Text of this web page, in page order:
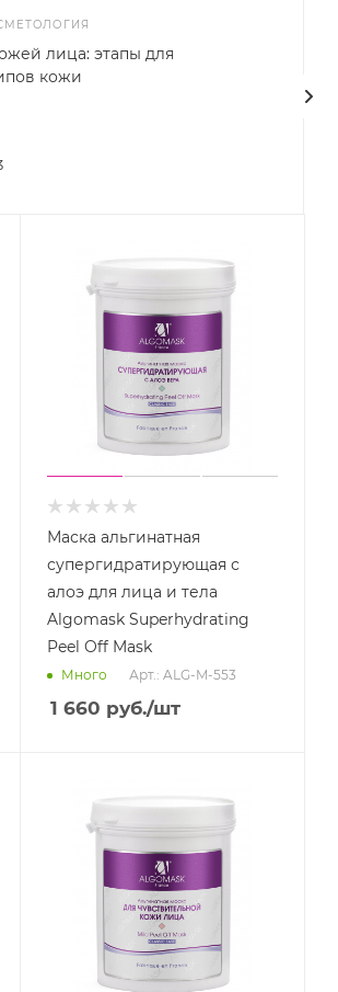
лица: этапы для
кожи
Маска альгинатная
супергидратирующая с
алоэ для лица и тела
Algomask Superhydrating
Peel Off Mask
Много Арт.: ALG-M-553
1 660 руб./шт